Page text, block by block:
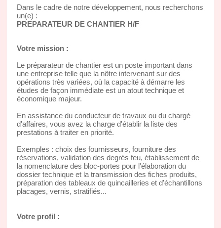
Dans le cadre de notre développement, nous recherchons
un(e) :
PREPARATEUR DE CHANTIER H/F
Votre mission :
Le préparateur de chantier est un poste important dans
une entreprise telle que la nôtre intervenant sur des
opérations très variées, où la capacité à démarre les
études de façon immédiate est un atout technique et
économique majeur.
En assistance du conducteur de travaux ou du chargé
d'affaires, vous avez la charge d'établir la liste des
prestations à traiter en priorité.
Exemples : choix des fournisseurs, fourniture des
réservations, validation des degrés feu, établissement de
la nomenclature des bloc-portes pour l'élaboration du
dossier technique et la transmission des fiches produits,
préparation des tableaux de quincailleries et d'échantillons
placages, vernis, stratifiés...
Votre profil :